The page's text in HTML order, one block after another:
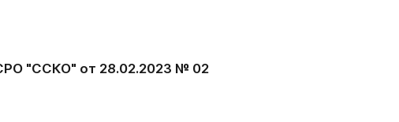
"ССКО" от 28.02.2023 № 02